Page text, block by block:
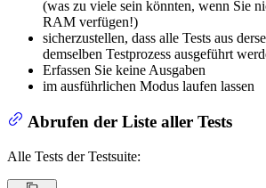
(was zu viele sein könnten, wenn Sie
RAM verfügen!)
sicherzustellen, dass alle Tests aus
demselben Testprozess ausgeführt
Erfassen Sie keine Ausgaben
im ausführlichen Modus laufen lassen
Abrufen der Liste aller Tests
Alle Tests der Testsuite: